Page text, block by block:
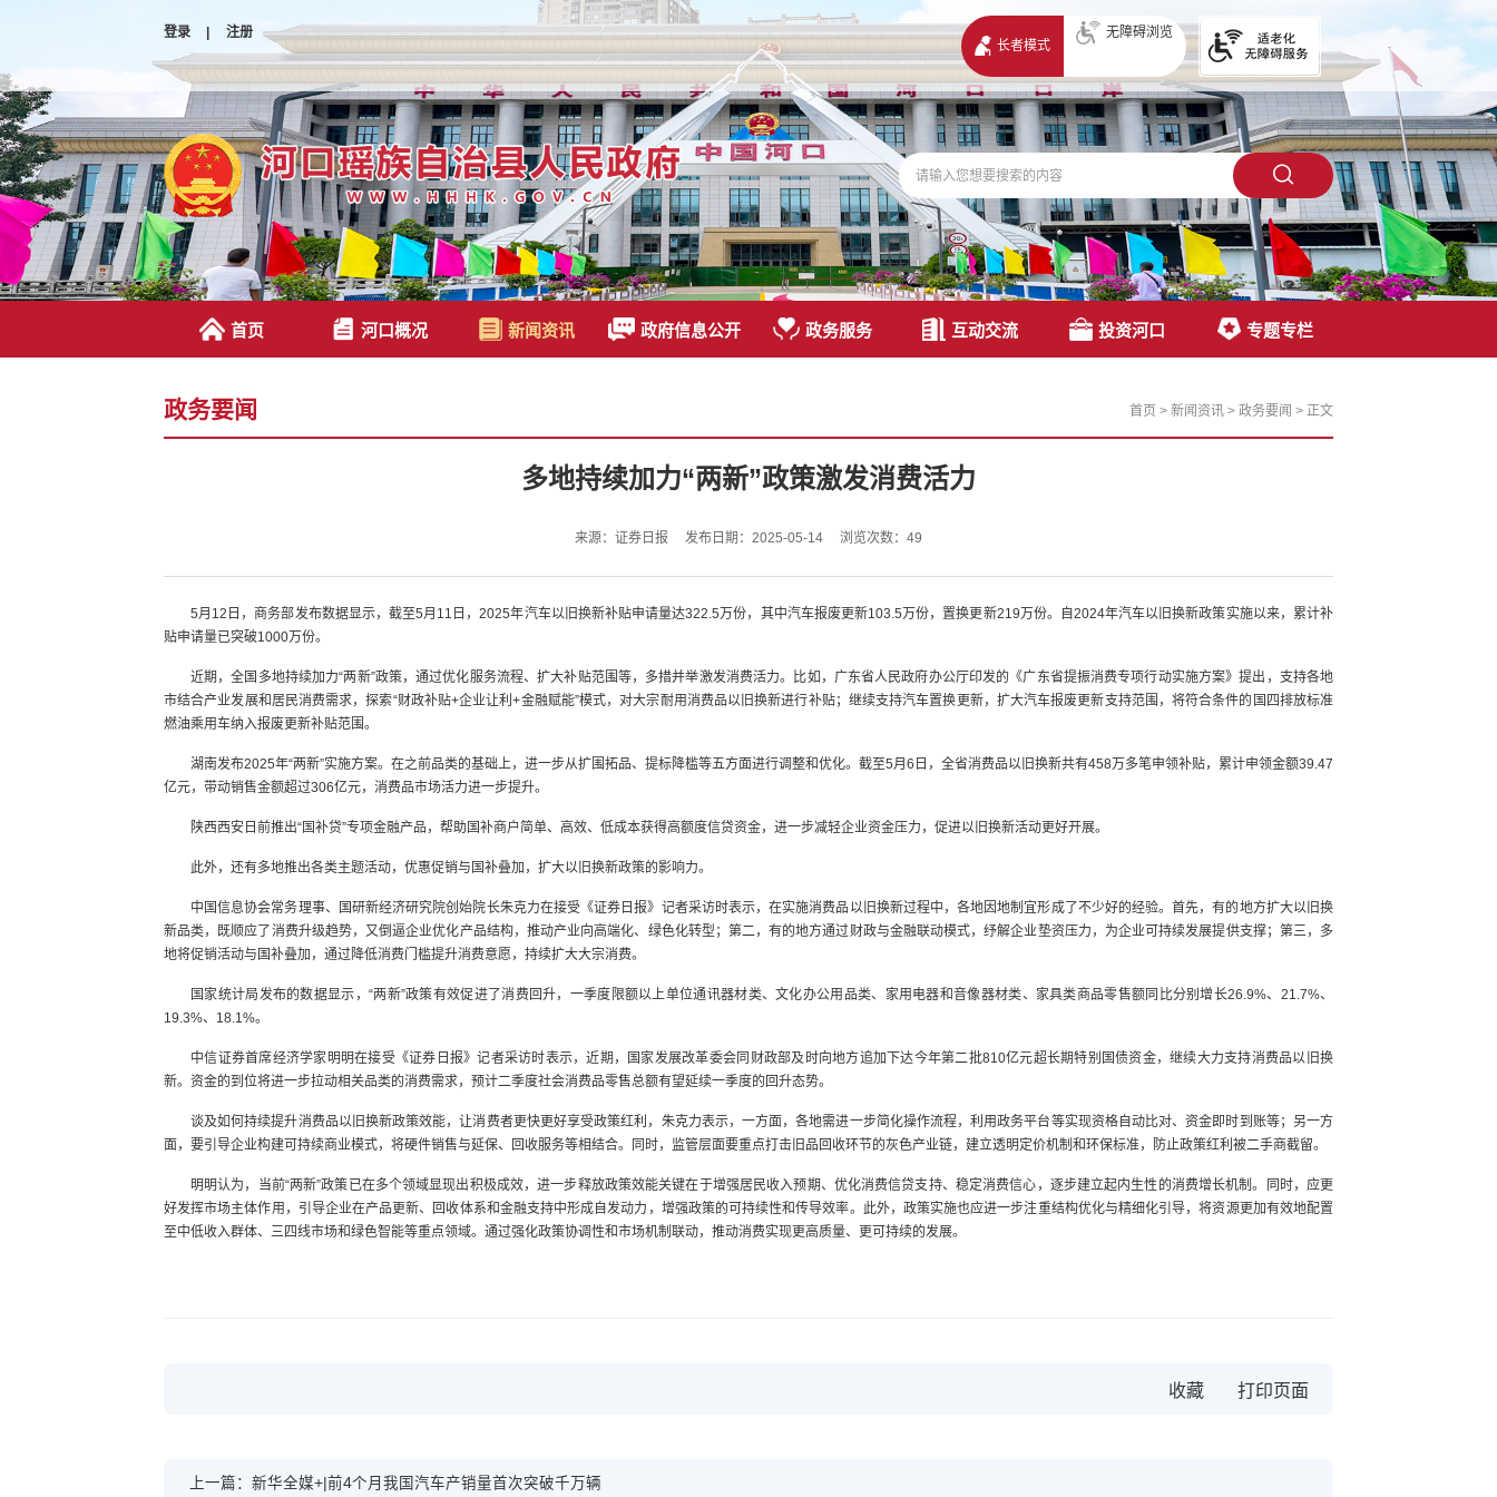
登录 |
注册
长者模式
无障碍浏览
首页 河口概况 新闻资讯 政府信息公开 政务服务 互动交流 投资河口 专题专栏
政务要闻 首页 > 新闻资讯 > 政务要闻 > 正文
多地持续加力“两新”政策激发消费活力
来源：证券日报 发布日期：2025-05-14 浏览次数： 49
5月12日，商务部发布数据显示，截至5月11日，2025年汽车以旧换新补贴申请量达322.5万份，其中汽车报废更新103.5万份，置换更新219万份。自2024年汽车以旧换新政策实施以来，累计补
贴申请量已突破1000万份。
近期，全国多地持续加力“两新”政策，通过优化服务流程、扩大补贴范围等，多措并举激发消费活力。比如，广东省人民政府办公厅印发的《广东省提振消费专项行动实施方案》提出，支持各地
市结合产业发展和居民消费需求，探索“财政补贴+企业让利+金融赋能”模式，对大宗耐用消费品以旧换新进行补贴；继续支持汽车置换更新，扩大汽车报废更新支持范围，将符合条件的国四排放标准
燃油乘用车纳入报废更新补贴范围。
湖南发布2025年“两新”实施方案。在之前品类的基础上，进一步从扩围拓品、提标降槛等五方面进行调整和优化。截至5月6日，全省消费品以旧换新共有458万多笔申领补贴，累计申领金额39.47
亿元，带动销售金额超过306亿元，消费品市场活力进一步提升。
陕西西安日前推出“国补贷”专项金融产品，帮助国补商户简单、高效、低成本获得高额度信贷资金，进一步减轻企业资金压力，促进以旧换新活动更好开展。
此外，还有多地推出各类主题活动，优惠促销与国补叠加，扩大以旧换新政策的影响力。
中国信息协会常务理事、国研新经济研究院创始院长朱克力在接受《证券日报》记者采访时表示，在实施消费品以旧换新过程中，各地因地制宜形成了不少好的经验。首先，有的地方扩大以旧换
新品类，既顺应了消费升级趋势，又倒逼企业优化产品结构，推动产业向高端化、绿色化转型；第二，有的地方通过财政与金融联动模式，纾解企业垫资压力，为企业可持续发展提供支撑；第三，多
地将促销活动与国补叠加，通过降低消费门槛提升消费意愿，持续扩大大宗消费。
国家统计局发布的数据显示，“两新”政策有效促进了消费回升，一季度限额以上单位通讯器材类、文化办公用品类、家用电器和音像器材类、家具类商品零售额同比分别增长26.9%、21.7%、
19.3%、18.1%。
中信证券首席经济学家明明在接受《证券日报》记者采访时表示，近期，国家发展改革委会同财政部及时向地方追加下达今年第二批810亿元超长期特别国债资金，继续大力支持消费品以旧换
新。资金的到位将进一步拉动相关品类的消费需求，预计二季度社会消费品零售总额有望延续一季度的回升态势。
谈及如何持续提升消费品以旧换新政策效能，让消费者更快更好享受政策红利，朱克力表示，一方面，各地需进一步简化操作流程，利用政务平台等实现资格自动比对、资金即时到账等；另一方
面，要引导企业构建可持续商业模式，将硬件销售与延保、回收服务等相结合。同时，监管层面要重点打击旧品回收环节的灰色产业链，建立透明定价机制和环保标准，防止政策红利被二手商截留。
明明认为，当前“两新”政策已在多个领域显现出积极成效，进一步释放政策效能关键在于增强居民收入预期、优化消费信贷支持、稳定消费信心，逐步建立起内生性的消费增长机制。同时，应更
好发挥市场主体作用，引导企业在产品更新、回收体系和金融支持中形成自发动力，增强政策的可持续性和传导效率。此外，政策实施也应进一步注重结构优化与精细化引导，将资源更加有效地配置
至中低收入群体、三四线市场和绿色智能等重点领域。通过强化政策协调性和市场机制联动，推动消费实现更高质量、更可持续的发展。
收藏
上一篇：新华全媒+|前4个月我国汽车产销量首次突破千万辆